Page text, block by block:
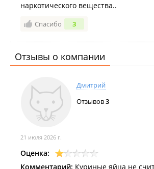
наркотического вещества..
Спасибо 3
Отзывы о компании
Дмитрий
Отзывов3
21 июля 2026 г.
Оценка:
Комментарий: Куриные яйца не